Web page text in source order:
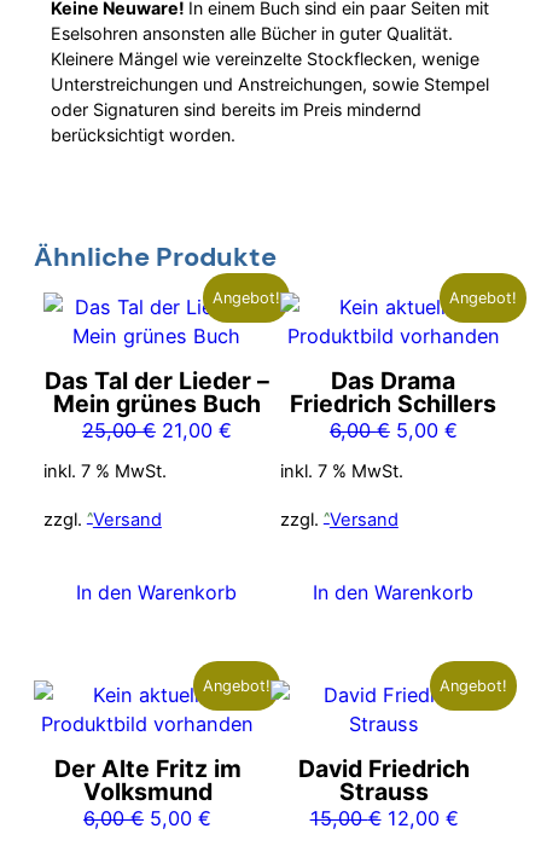
Keine Neuware! In einem Buch sind ein paar Seiten mit
Eselsohren ansonsten alle Bücher in guter Qualität.
Kleinere Mängel wie vereinzelte Stockflecken, wenige
Unterstreichungen und Anstreichungen, sowie Stempel
oder Signaturen sind bereits im Preis mindernd
berücksichtigt worden.
Ähnliche Produkte
Angebot!
Das Tal der Lieder –
Mein grünes Buch
25,00€ Ursprünglicher
25,00 €
21,00 €Aktueller
21,00 €.
inkl. 7 % MwSt.
zzgl. Versand
In den Warenkorb
Angebot!
Das Drama
Friedrich Schillers
6,00€ Ursprünglicher
6,00 €
5,00 €Aktueller
inkl. 7 % MwSt.
zzgl. Versand
In den Warenkorb
Angebot!
Der Alte Fritz im
Volksmund
6,00€ Ursprünglicher
5,00€
Angebot!
David Friedrich
Strauss
15,00€ Ursprünglicher
12,00 €Aktueller